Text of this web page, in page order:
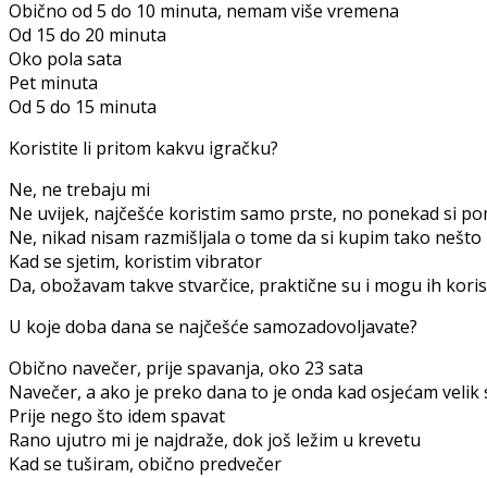
Obično od 5 do 10 minuta, nemam više vremena
Od 15 do 20 minuta
Oko pola sata
Pet minuta
Od 5 do 15 minuta
Koristite li pritom kakvu igračku?
Ne, ne trebaju mi
Ne uvijek, najčešće koristim samo prste, no ponekad si
Ne, nikad nisam razmišljala o tome da si kupim tako nešto
Kad se sjetim, koristim vibrator
Da, obožavam takve stvarčice, praktične su i mogu ih
U koje doba dana se najčešće samozadovoljavate?
Obično navečer, prije spavanja, oko 23 sata
Navečer, a ako je preko dana to je onda kad osjećam velik
Prije nego što idem spavat
Rano ujutro mi je najdraže, dok još ležim u krevetu
Kad se tuširam, obično predvečer